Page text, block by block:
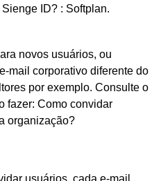
ID? : Softplan.
novos usuários, ou
mail corporativo diferente do
por exemplo. Consulte o
fazer: Como convidar
organização?
usuários, cada e-mail